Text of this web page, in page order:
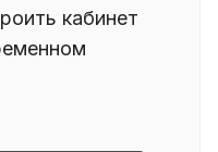
кабинет